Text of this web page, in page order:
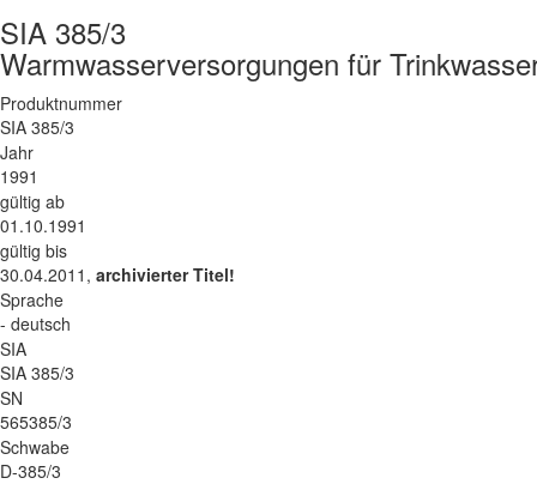
SIA 385/3
Warmwasserversorgungen für
Produktnummer
SIA 385/3
Jahr
1991
gültig ab
01.10.1991
gültig bis
30.04.2011, archivierter Titel!
Sprache
- deutsch
SIA
SIA 385/3
SN
565385/3
Schwabe
D-385/3